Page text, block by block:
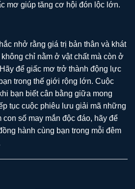
mơ giúp tăng cơ hội đón lộc lớn.
nhở rằng giá trị bản thân và khát
chỉ nằm ở vật chất mà còn ở
để giấc mơ trở thành động lực
trong thế giới rộng lớn. Cuộc
bạn biết cân bằng giữa mong
tục cuộc phiêu lưu giải mã những
số may mắn độc đáo, hãy để
hành cùng bạn trong mỗi đêm